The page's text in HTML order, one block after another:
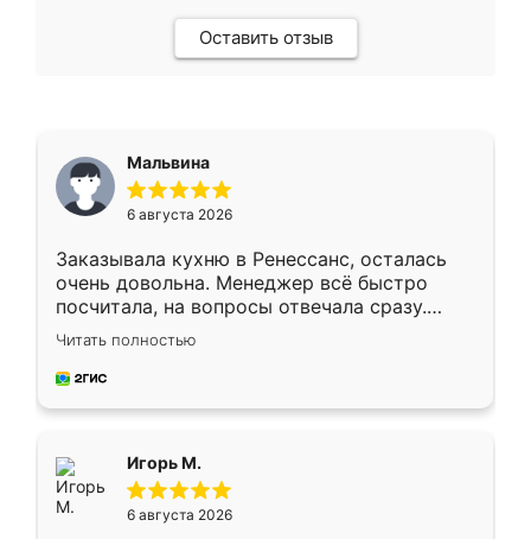
Оставить отзыв
Мальвина
6 августа 2026
Заказывала кухню в Ренессанс, осталась
очень довольна. Менеджер всё быстро
посчитала, на вопросы отвечала сразу.
Замерщик приехал в субботу, подошёл к
делу со всей ответственностью. Собрали
за день, ребята работали аккуратно, даже
Читать полностью
Игорь М.
6 августа 2026